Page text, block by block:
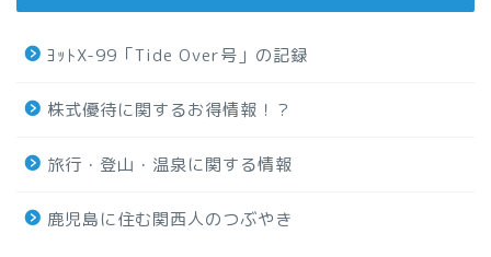
ﾖｯﾄX-99「Tide Over号」の記録
株式優待に関するお得情報！？
旅行・登山・温泉に関する情報
鹿児島に住む関西人のつぶやき